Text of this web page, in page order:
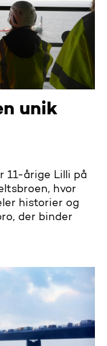
unik
11-årige Lilli på
hvor
historier og
der binder